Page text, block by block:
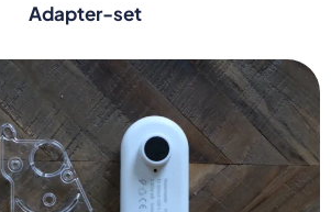
Adapter-set